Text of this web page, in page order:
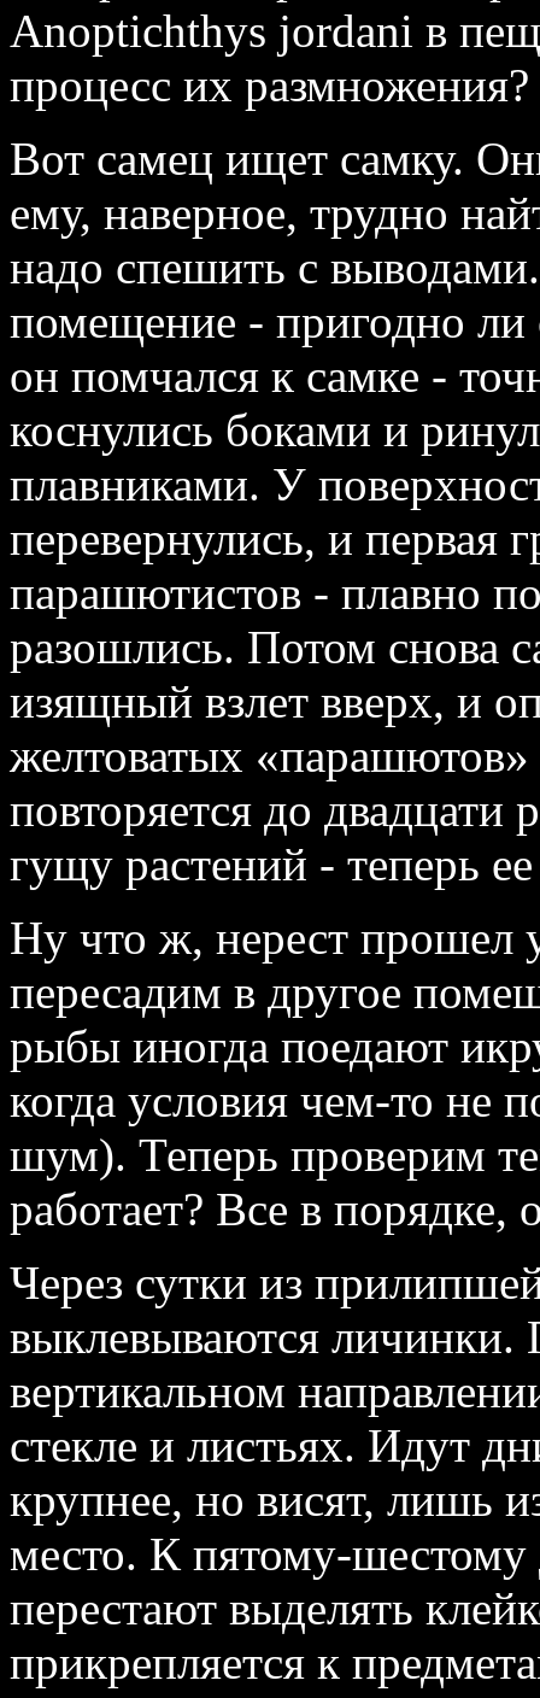
Anoptichthys jordani в
процесс их
Вот самец ищет самку.
ему, наверное, трудно
надо спешить с
помещение - пригодно ли
он помчался к самке -
коснулись боками и
плавниками. У
перевернулись, и первая
парашютистов - плавно
разошлись. Потом снова
изящный взлет вверх, и
желтоватых
повторяется до двадцати
гущу растений - теперь
Ну что ж, нерест прошел
пересадим в другое
рыбы иногда поедают
когда условия чем‑то не
шум). Теперь проверим
работает? Все в порядке,
Через сутки из
выклевываются личинки.
вертикальном
стекле и листьях. Идут
крупнее, но висят, лишь
место. К
перестают выделять
прикрепляется к